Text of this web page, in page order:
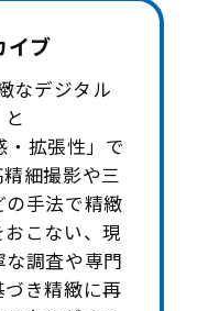
イブ
なデジタル
・拡張性」で
細撮影や三
の手法で精緻
こない、現
調査や専門
き精緻に再